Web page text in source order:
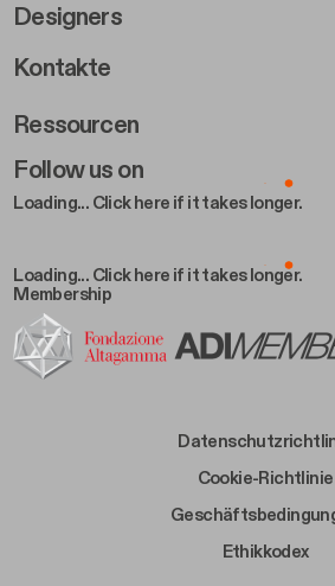
Loading... Click here if it takes longer.
Follow us on
Loading... Click here if it takes longer.
Designers
Footer Right 2
Kontakte
Ressourcen
Membership
Footer Bottom Left
Footer Bottom Left
Cookie-Richtlinie
Footer Bottom Right
Footer Bottom Right
Ethikkodex